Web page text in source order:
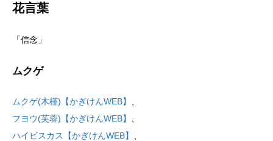
花言葉
「信念」
ムクゲ
ムクゲ(木槿)【かぎけんWEB】
フヨウ(芙蓉)【かぎけんWEB】
ハイビスカス【かぎけんWEB】